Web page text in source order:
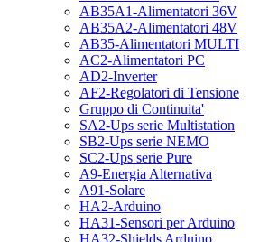
AB35A1-Alimentatori 36V
AB35A2-Alimentatori 48V
AB35-Alimentatori MULTI
AC2-Alimentatori PC
AD2-Inverter
AF2-Regolatori di Tensione
Gruppo di Continuita'
SA2-Ups serie Multistation
SB2-Ups serie NEMO
SC2-Ups serie Pure
A9-Energia Alternativa
A91-Solare
HA2-Arduino
HA31-Sensori per Arduino
HA32-Shields Arduino